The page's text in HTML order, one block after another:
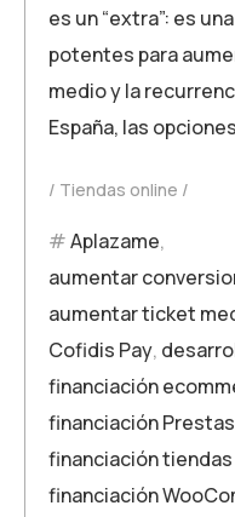
es un “extra”: es
potentes para
medio y la
España, las
Tiendas online
Aplazame,
aumentar
aumentar ticket
Cofidis Pay,
financiación
financiación
financiación
financiación